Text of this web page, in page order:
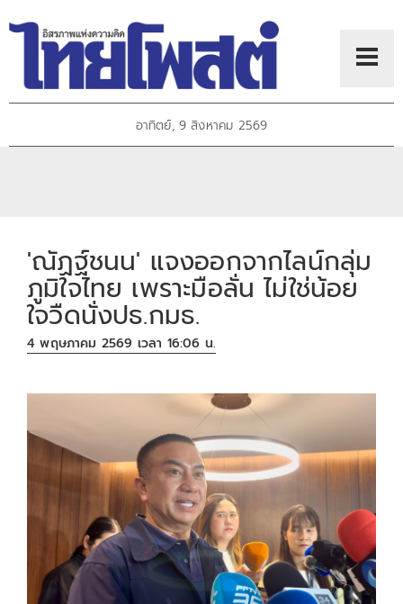
อาทิตย์, 9 สิงหาคม 2569
'ณัฏฐ์ชนน' แจงออกจากไลน์กลุ่ม
ภูมิใจไทย เพราะมือลั่น ไม่ใช่น้อย
ใจวืดนั่งปธ.กมธ.
4 พฤษภาคม 2569 เวลา 16:06 น.